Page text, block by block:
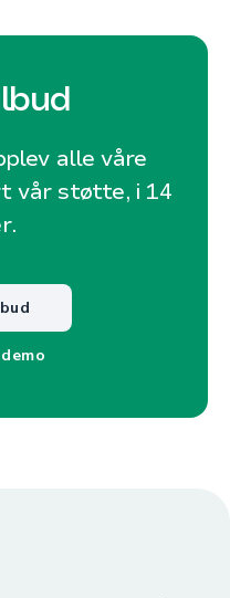
alle våre
vår støtte, i 14